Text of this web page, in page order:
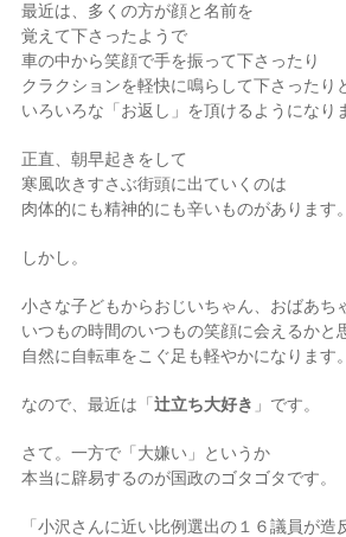
最近は、多くの方が顔と名前を
覚えて下さったようで
車の中から笑顔で手を振って下さったり
クラクションを軽快に鳴らして下さったり
いろいろな「お返し」を頂けるようになり
正直、朝早起きをして
寒風吹きすさぶ街頭に出ていくのは
肉体的にも精神的にも辛いものがあります。
しかし。
小さな子どもからおじいちゃん、おばあち
いつもの時間のいつもの笑顔に会えるかと
自然に自転車をこぐ足も軽やかになります。
なので、最近は「辻立ち大好き 」です。
さて。一方で「大嫌い」というか
本当に辟易するのが国政のゴタゴタです。
「小沢さんに近い比例選出の１６議員が造